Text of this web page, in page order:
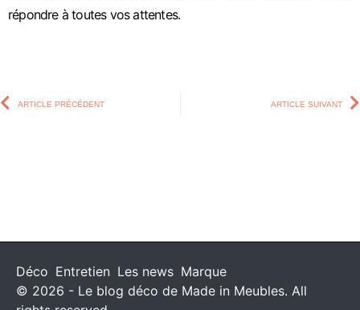
répondre à toutes vos attentes.
ARTICLE PRÉCÉDENT ARTICLE SUIVANT
Déco Entretien Les news Marque
© 2026 - Le blog déco de Made in Meubles. All